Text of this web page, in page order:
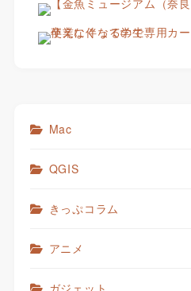
Mac
QGIS
きっぷコラム
アニメ
ガジェット